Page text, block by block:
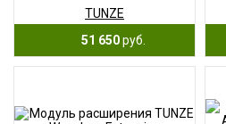
TUNZE
51 650руб.